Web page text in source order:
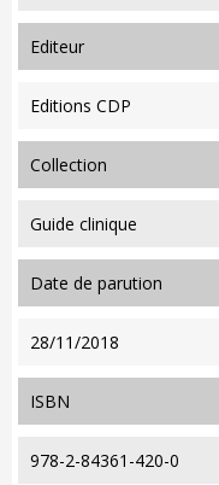
editeur
Editions CDP
collection
Guide clinique
date de parution
28/11/2018
ISBN
978-2-84361-420-0